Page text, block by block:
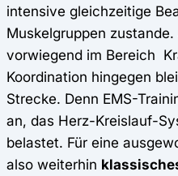
intensive gleichzeitige
Muskelgruppen
vorwiegend im Bereich
Koordination hingegen
Strecke. Denn EMS-
an, das Herz-Kreislauf-
belastet. Für eine
also weiterhin